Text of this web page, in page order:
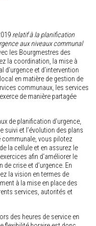
relatif à la planification
aux niveaux communal
les Bourgmestres des
la coordination, la mise à
d’urgence et d’intervention
en matière de gestion de
communaux, les services
de manière partagée
de planification d’urgence,
suivi et l’évolution des plans
communale, vous pilotez
la cellule et en assurez le
afin d’améliorer le
crise et d’urgence. En
la vision en termes de
à la mise en place des
services, autorités et
des heures de service en